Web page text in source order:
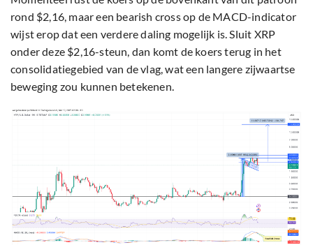
rond $2,16, maar een bearish cross op de MACD-indicator
wijst erop dat een verdere daling mogelijk is. Sluit XRP
onder deze $2,16-steun, dan komt de koers terug in het
consolidatiegebied van de vlag, wat een langere zijwaartse
beweging zou kunnen betekenen.